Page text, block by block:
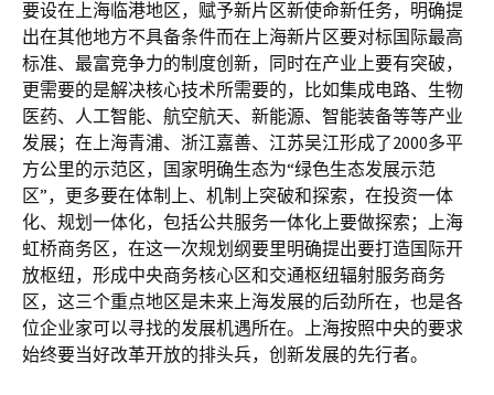
要设在上海临港地区，赋予新片区新使命新任务，明确提
出在其他地方不具备条件而在上海新片区要对标国际最高
标准、最富竞争力的制度创新，同时在产业上要有突破，
更需要的是解决核心技术所需要的，比如集成电路、生物
医药、人工智能、航空航天、新能源、智能装备等等产业
发展；在上海青浦、浙江嘉善、江苏吴江形成了2000多平
方公里的示范区，国家明确生态为“绿色生态发展示范
区”，更多要在体制上、机制上突破和探索，在投资一体
化、规划一体化，包括公共服务一体化上要做探索；上海
虹桥商务区，在这一次规划纲要里明确提出要打造国际开
放枢纽，形成中央商务核心区和交通枢纽辐射服务商务
区，这三个重点地区是未来上海发展的后劲所在，也是各
位企业家可以寻找的发展机遇所在。上海按照中央的要求
始终要当好改革开放的排头兵，创新发展的先行者。